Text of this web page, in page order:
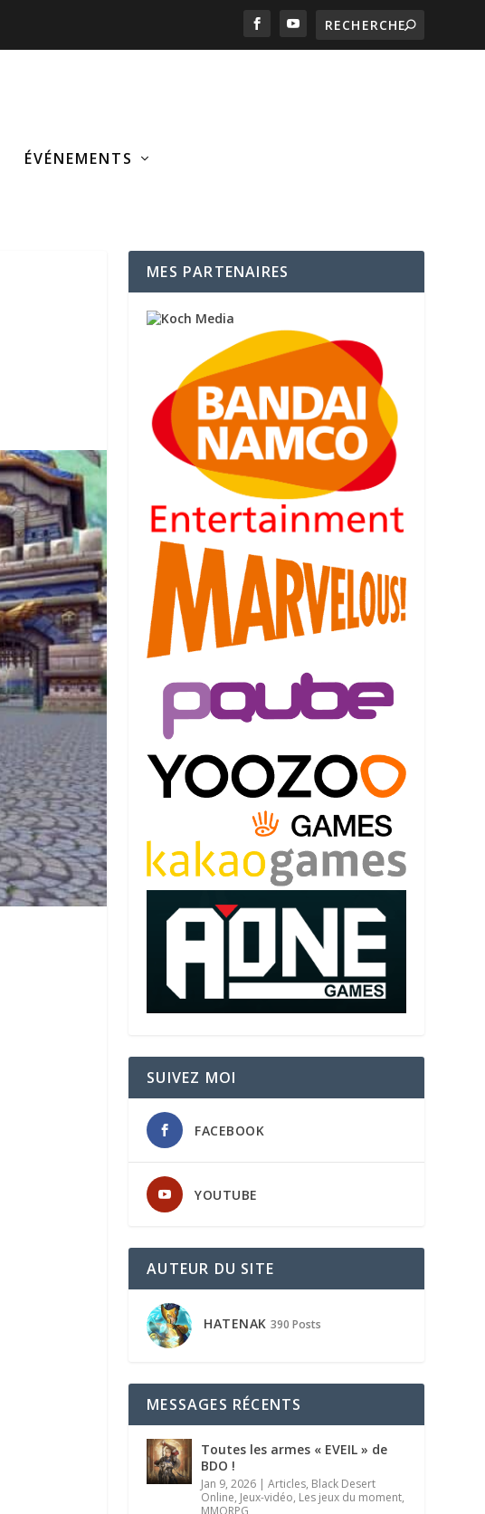
ÉVÉNEMENTS
MES PARTENAIRES
SUIVEZ MOI
FACEBOOK
YOUTUBE
AUTEUR DU SITE
HATENAK 390 Posts
MESSAGES RÉCENTS
Toutes les armes « EVEIL » de
BDO !
Jan 9, 2026 |Articles, Black Desert
Online, Jeux-vidéo, Les jeux du moment,
MMORPG